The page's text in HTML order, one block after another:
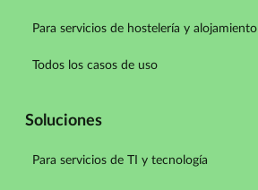
Para servicios de hostelería y alojamiento
Todos los casos de uso
Soluciones
Para servicios de TI y tecnología